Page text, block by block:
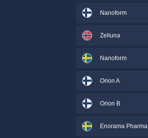
Nanoform
Zelluna
Nanoform
Orion A
Orion B
Enorama Pharma